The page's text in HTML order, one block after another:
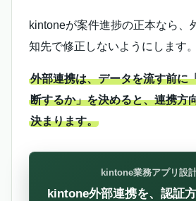
kintoneが案件進捗の正本なら、
知先で修正しないようにします。
外部連携は、データを流す前に
断するか」を決めると、連携方
決まります。
kintone業務アプリ設
kintone外部連携を、認証